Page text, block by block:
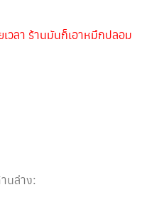
วลา ร้านมันก็เอาหมึกปลอม
นล่าง: